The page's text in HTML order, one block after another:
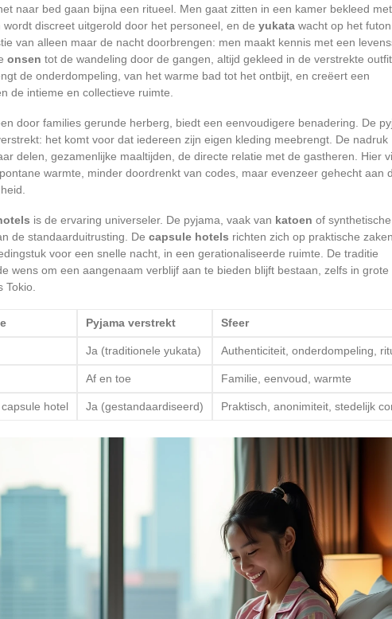
naar bed gaan bijna een ritueel. Men gaat zitten in een kamer bekleed met
wordt discreet uitgerold door het personeel, en de yukata wacht op het
van alleen maar de nacht doorbrengen: men maakt kennis met een
onsen tot de wandeling door de gangen, altijd gekleed in de verstrekte
de onderdompeling, van het warme bad tot het ontbijt, en creëert een
de intieme en collectieve ruimte.
door families gerunde herberg, biedt een eenvoudigere benadering. De
het komt voor dat iedereen zijn eigen kleding meebrengt. De nadruk
delen, gezamenlijke maaltijden, de directe relatie met de gastheren. Hier
warmte, minder doordrenkt van codes, maar evenzeer gehecht aan
is de ervaring universeler. De pyjama, vaak van katoen of synthetische
de standaarduitrusting. De capsule hotels richten zich op praktische
voor een snelle nacht, in een gerationaliseerde ruimte. De traditie
wens om een aangenaam verblijf aan te bieden blijft bestaan, zelfs in grote
Pyjama verstrekt Sfeer
Ja (traditionele yukata) Authenticiteit, onderdompeling,
Af en toe Familie, eenvoud, warmte
hotel Ja (gestandaardiseerd) Praktisch, anonimiteit, stedelijk